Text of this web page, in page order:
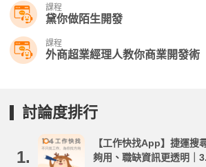
課程
黛你做陌生開發
課程
外商超業經理人教你商業開發術
討論度排行
1.
【工作快找App】捷運搜
夠用、職缺資訊更透明｜